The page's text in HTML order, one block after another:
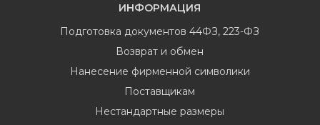
ИНФОРМАЦИЯ
Подготовка документов 44ФЗ, 223-ФЗ
Возврат и обмен
Нанесение фирменной символики
Поставщикам
Нестандартные размеры